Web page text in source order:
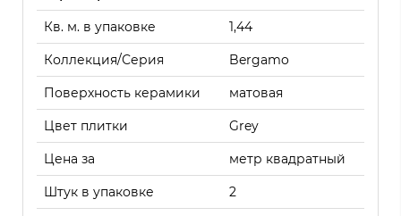
Кв. м. в упаковке 1,44
Коллекция/Серия Bergamo
Поверхность керамики матовая
Цвет плитки Grey
Цена за метр квадратный
Штук в упаковке 2